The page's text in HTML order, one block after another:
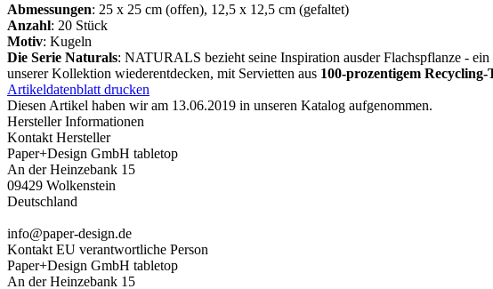
Abmessungen: 25 x 25 cm (offen), 12,5 x 12,5 cm (gefaltet)
Anzahl: 20 Stück
Motiv: Kugeln
Die Serie Naturals: NATURALS bezieht seine Inspiration ausder Flachspflanze -
unserer Kollektion wiederentdecken, mit Servietten aus 100-prozentigem Recycling-
Artikeldatenblatt drucken
Diesen Artikel haben wir am 13.06.2019 in unseren Katalog aufgenommen.
Hersteller Informationen
Kontakt Hersteller
Paper+Design GmbH tabletop
An der Heinzebank 15
09429 Wolkenstein
Deutschland
info@paper-design.de
Kontakt EU verantwortliche Person
Paper+Design GmbH tabletop
An der Heinzebank 15